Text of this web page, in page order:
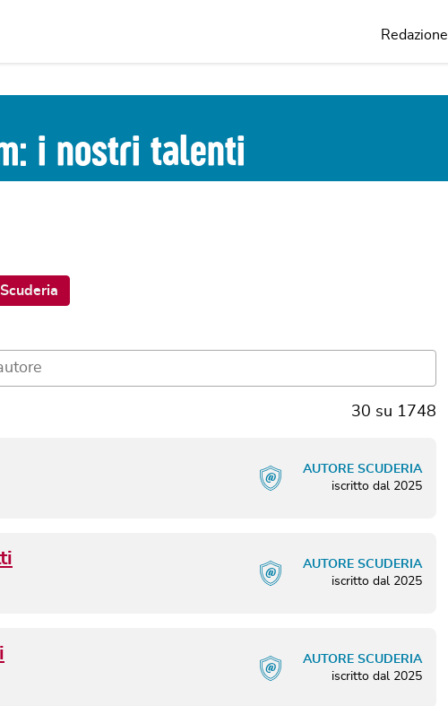
Redazione
i nostri talenti
Scuderia
30 su 1748
AUTORE SCUDERIA
iscritto dal 2025
AUTORE SCUDERIA
iscritto dal 2025
AUTORE SCUDERIA
iscritto dal 2025